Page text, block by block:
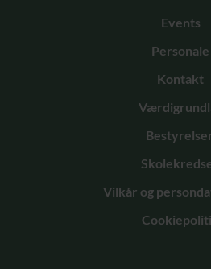
Events
Personale
Kontakt
Vilkår og